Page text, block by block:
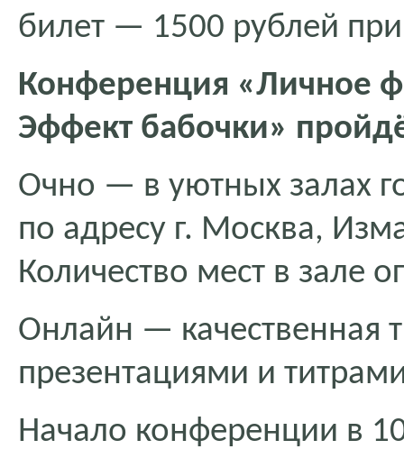
билет — 1500 рублей
Конференция «Личное
Эффект бабочки»
Очно — в уютных залах
по адресу г. Москва,
Количество мест в зале
Онлайн — качественная
презентациями и
Начало конференции в